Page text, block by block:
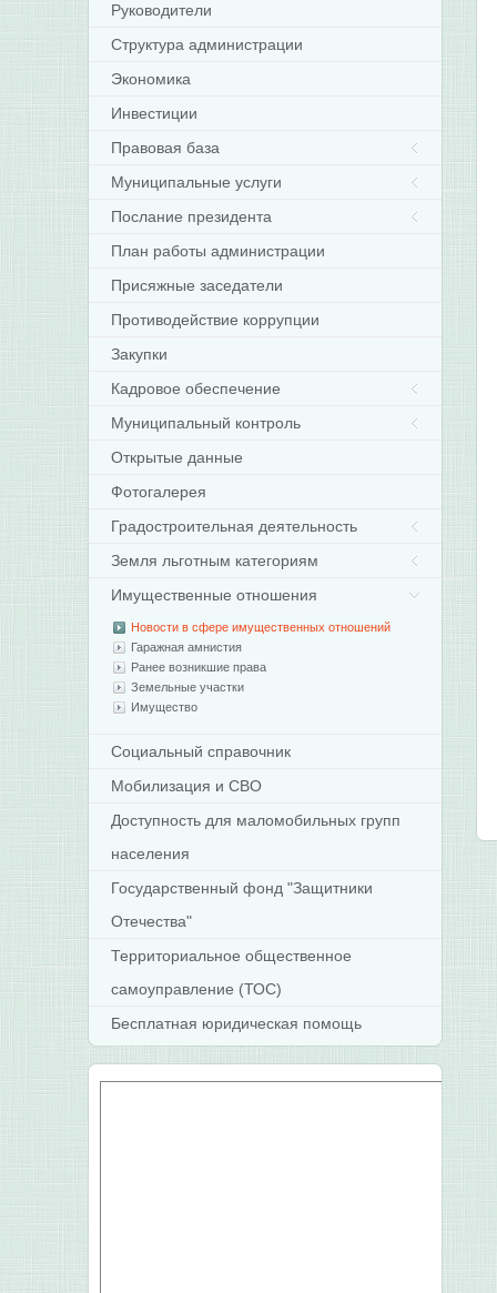
Руководители
Структура администрации
Экономика
Инвестиции
Правовая база
Муниципальные услуги
Послание президента
План работы администрации
Присяжные заседатели
Противодействие коррупции
Закупки
Кадровое обеспечение
Муниципальный контроль
Открытые данные
Фотогалерея
Градостроительная деятельность
Земля льготным категориям
Имущественные отношения
Новости в сфере имущественных отношений
Гаражная амнистия
Ранее возникшие права
Земельные участки
Имущество
Социальный справочник
Мобилизация и СВО
Доступность для маломобильных групп
населения
Государственный фонд "Защитники
Отечества"
Территориальное общественное
самоуправление (ТОС)
Бесплатная юридическая помощь